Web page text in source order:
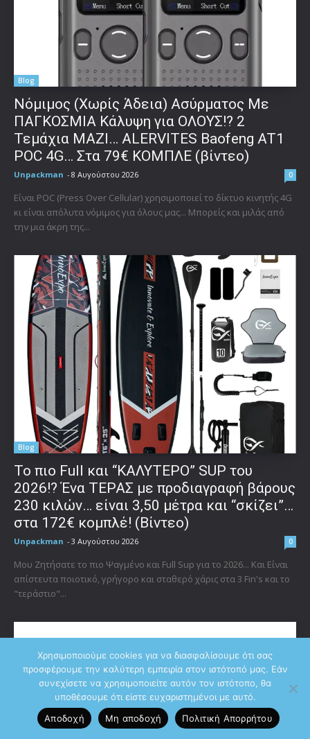
Blog
Νόμιμος (Χωρίς Άδεια) Ασύρματος Με
ΠΑΓΚΟΣΜΙΑ Κάλυψη για ΟΛΟΥΣ!? 2
Τεμάχια ΜΑΖΙ… ALERVITES Baofeng AT1
POC 4G… Στα 79€ ΚΟΜΠΛΕ (βίντεο)
Unpackman - 8 Αυγούστου 2026 0
Είναι POC (Press Over Cellular) χρησιμοποιεί το δίκτυο κινητής 4G
κι είναι απόλυτα νόμιμος για όλους μας... Μπορείς και μιλάς από
την μια άκρη της...
Blog
To πιο Full και “ΚΑΛΥΤΕΡΟ” SUP του
2026!? Ένα ΤΕΡΑΣ με προδιαγραφή βάρους
230 κιλών… είναι 3,50 μέτρα και “σκίζει”…
στα 172€ κομπλέ! (Βίντεο)
Unpackman - 3 Αυγούστου 2026 0
Μου Ζητήσατε το πιο Ψαγμένο και Full Sup για το 2026... Και Είναι
απίστευτα ποιοτικό, γρήγορο και σταθερό χάρις στα 3 Fin's και το
"τεράστιο"...
Χρησιμοποιούμε cookies για να διασφαλίσουμε ότι σας
προσφέρουμε την καλύτερη εμπειρία στον ιστότοπό μας. Εάν
συνεχίσετε να χρησιμοποιείτε αυτόν τον ιστότοπο, θα
υποθέσουμε ότι είστε ευχαριστημένοι με αυτό.
Αποδοχή
Μη αποδοχή Πολιτική Aπορρήτου